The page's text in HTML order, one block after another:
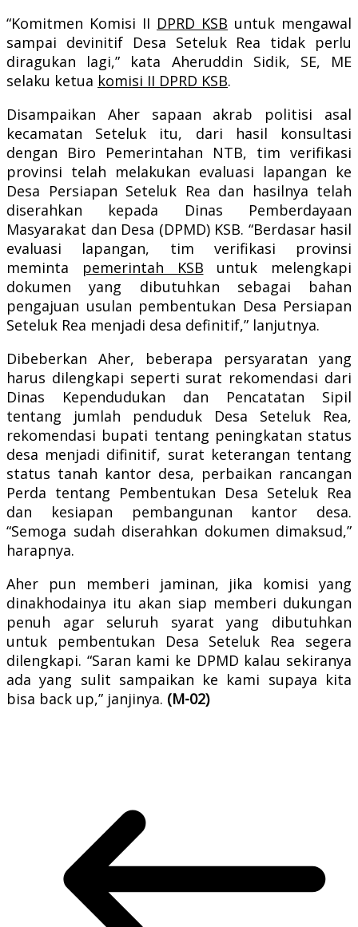
“Komitmen Komisi II DPRD KSB untuk mengawal
sampai devinitif Desa Seteluk Rea tidak perlu
diragukan lagi,” kata Aheruddin Sidik, SE, ME
selaku ketua komisi II DPRD KSB.
Disampaikan Aher sapaan akrab politisi asal
kecamatan Seteluk itu, dari hasil konsultasi
dengan Biro Pemerintahan NTB, tim verifikasi
provinsi telah melakukan evaluasi lapangan ke
Desa Persiapan Seteluk Rea dan hasilnya telah
diserahkan kepada Dinas Pemberdayaan
Masyarakat dan Desa (DPMD) KSB. “Berdasar hasil
evaluasi lapangan, tim verifikasi provinsi
meminta pemerintah KSB untuk melengkapi
dokumen yang dibutuhkan sebagai bahan
pengajuan usulan pembentukan Desa Persiapan
Seteluk Rea menjadi desa definitif,” lanjutnya.
Dibeberkan Aher, beberapa persyaratan yang
harus dilengkapi seperti surat rekomendasi dari
Dinas Kependudukan dan Pencatatan Sipil
tentang jumlah penduduk Desa Seteluk Rea,
rekomendasi bupati tentang peningkatan status
desa menjadi difinitif, surat keterangan tentang
status tanah kantor desa, perbaikan rancangan
Perda tentang Pembentukan Desa Seteluk Rea
dan kesiapan pembangunan kantor desa.
“Semoga sudah diserahkan dokumen dimaksud,”
harapnya.
Aher pun memberi jaminan, jika komisi yang
dinakhodainya itu akan siap memberi dukungan
penuh agar seluruh syarat yang dibutuhkan
untuk pembentukan Desa Seteluk Rea segera
dilengkapi. “Saran kami ke DPMD kalau sekiranya
ada yang sulit sampaikan ke kami supaya kita
bisa back up,” janjinya. (M-02)